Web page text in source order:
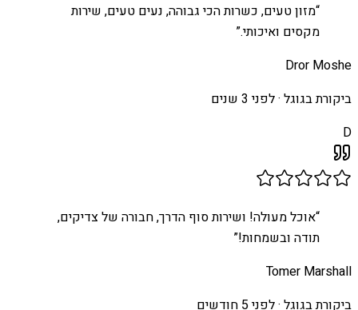
“מזון טעים, כשרות הכי גבוהה, נעים טעים, שירות
מקסים ואיכותי.”
Dror Moshe
ביקורת בגוגל ·לפני 3 שנים
D
“אוכל מעולה! ושירות סוף הדרך, חבורה של צדיקים,
תודה ובשמחות!”
Tomer Marshall
ביקורת בגוגל ·לפני 5 חודשים